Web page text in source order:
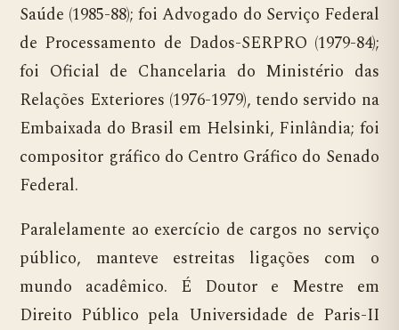
Saúde (1985-88); foi Advogado do Serviço Federal
de Processamento de Dados-SERPRO (1979-84);
foi Oficial de Chancelaria do Ministério das
Relações Exteriores (1976-1979), tendo servido na
Embaixada do Brasil em Helsinki, Finlândia; foi
compositor gráfico do Centro Gráfico do Senado
Federal.
Paralelamente ao exercício de cargos no serviço
público, manteve estreitas ligações com o
mundo acadêmico. É Doutor e Mestre em
Direito Público pela Universidade de Paris-II